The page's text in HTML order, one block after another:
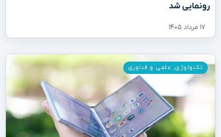
رونمایی شد
۱۷ مرداد ۱۴۰۵
تکنولوژی, علمی و فناوری